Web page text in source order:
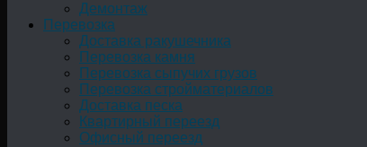
Демонтаж
Перевозка
Доставка ракушечника
Перевозка камня
Перевозка сыпучих грузов
Перевозка стройматериалов
Доставка песка
Квартирный переезд
Офисный переезд